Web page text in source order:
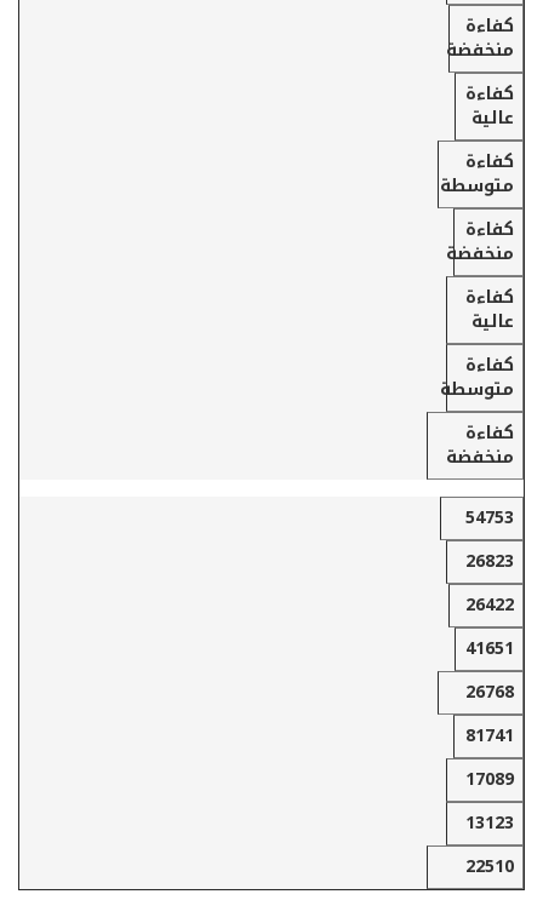
كفاءة
منخفضة
كفاءة
عالية
كفاءة
متوسطة
كفاءة
منخفضة
كفاءة
عالية
كفاءة
متوسطة
كفاءة
منخفضة
54753
26823
26422
41651
26768
81741
17089
13123
22510